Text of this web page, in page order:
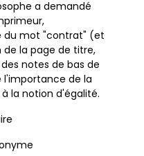
a demandé
du mot "contrat" (et
la page de titre,
notes de bas de
l'importance de la
la notion d'égalité.